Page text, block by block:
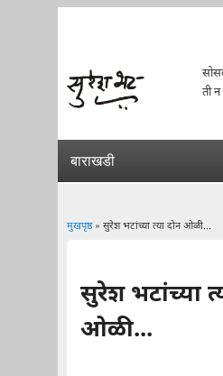
ती
मुखपृष्ठ» सुरेश भटांच्या त्या दोन ओळी...
सुरेश भटांच्या
ओळी...